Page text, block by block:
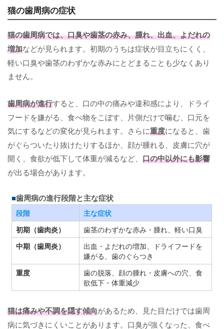
猫の歯周病の症状
猫の歯周病では、口臭や歯茎の赤み、腫れ、出血、よだれの
増加などが見られます。初期のうちは症状が目立ちにくく、
軽い口臭や歯茎のわずかな赤みにとどまることも少なくあり
ません。
歯周病が進行すると、口の中の痛みや違和感により、ドライ
フードを嫌がる、食べ物をこぼす、片側だけで噛む、口元を
気にするなどの変化が見られます。さらに重度になると、歯
がぐらついたり抜けたりするほか、顔が腫れる、皮膚に穴が
開く、食欲が低下して体重が減るなど、 口の中以外にも影響
が出る場合があります。
歯周病の進行段階と主な症状
段階
主な症状
初期（歯肉炎）
歯茎のわずかな赤み・腫れ、軽い口臭
中期（歯周炎）
出血・よだれの増加、ドライフードを
嫌がる、歯のぐらつき
重度
歯の脱落、顔の腫れ・皮膚への穴、食
欲低下・体重減少
猫は痛みや不調を隠す傾向があるため、見た目だけでは歯周
病に気づきにくいことがあります。口臭が強くなった、食べ